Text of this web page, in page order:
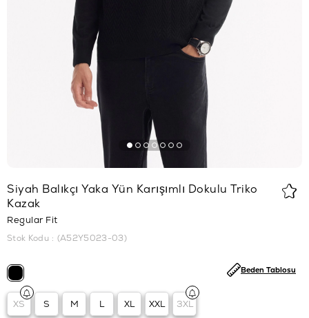
Siyah Balıkçı Yaka Yün Karışımlı Dokulu Triko
Kazak
Regular Fit
Stok Kodu (A52Y5023-03)
XS S M L XL XXL 3XL
Beden Tablosu